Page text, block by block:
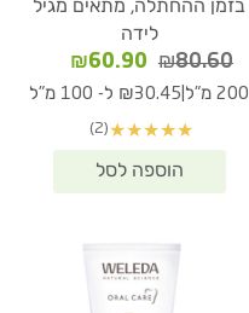
בזמן ההחתלה, מתאים מגיל
לידה
₪80.60
המחיר
המקורי
₪80.60.
₪60.90
הנוכחי
200 מ"ל ₪30.45 ל- 100 מ"ל
★
★
★
★
★
(2)